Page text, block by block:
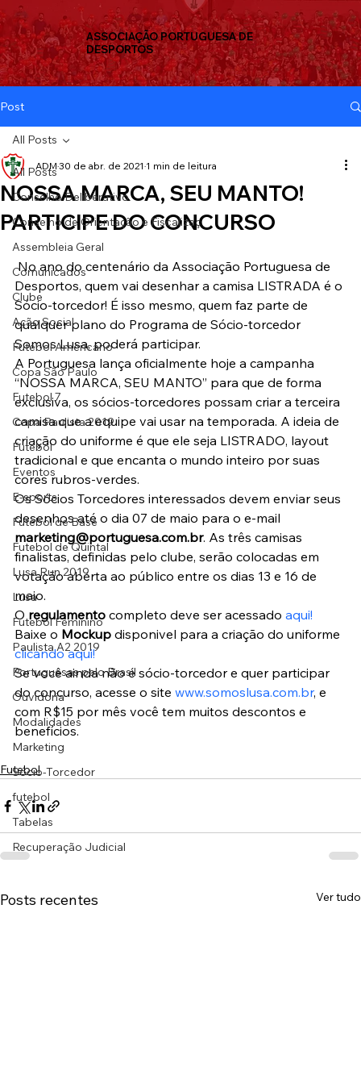
ASSOCIAÇÃO PORTUGUESA DE
DESPORTOS
Post
All Posts
Conselho Deliberativo
Conselho de Orientação e Fiscalizaç
Assembleia Geral
Comunicados
Clube
Ação Social
Futebol Americano
Copa São Paulo
Futebol 7
Copa Paulista 2019
Futebol
Eventos
E-sports
Futebol de Base
Futebol de Quintal
Lusa Run 2019
Lusa
Futebol Feminino
Paulista A2 2019
Portuguesas pelo Brasil
Ouvidoria
Modalidades
Marketing
Sócio-Torcedor
futebol
Tabelas
Recuperação Judicial
All Posts
NOSSA MARCA, SEU MANTO!
PARTICIPE DO CONCURSO
ADM 30 de abr. de 2021 1 min de leitura
No ano do centenário da Associação Portuguesa de
Desportos, quem vai desenhar a camisa LISTRADA é o
Sócio-torcedor! É isso mesmo, quem faz parte de
qualquer plano do Programa de Sócio-torcedor
Somos Lusa, poderá participar.
A Portuguesa lança oficialmente hoje a campanha
“NOSSA MARCA, SEU MANTO” para que de forma
exclusiva, os sócios-torcedores possam criar a terceira
camisa que a equipe vai usar na temporada. A ideia de
criação do uniforme é que ele seja LISTRADO, layout
tradicional e que encanta o mundo inteiro por suas
cores rubros-verdes.
Os Sócios Torcedores interessados devem enviar seus
desenhos até o dia 07 de maio para o e-mail
marketing@portuguesa.com.br. As três camisas
finalistas, definidas pelo clube, serão colocadas em
votação aberta ao público entre os dias 13 e 16 de
maio.
O regulamento completo deve ser acessado aqui!
Baixe o Mockup disponivel para a criação do uniforme
clicando aqui!
Se você ainda não é sócio-torcedor e quer participar
do concurso, acesse o site www.somoslusa.com.br, e
com R$15 por mês você tem muitos descontos e
benefícios.
Futebol
Posts recentes Ver tudo